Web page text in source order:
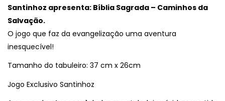
Santinhoz apresenta: Bíblia Sagrada – Caminhos da
Salvação.
O jogo que faz da evangelização uma aventura
inesquecível!
Tamanho do tabuleiro: 37 cm x 26cm
Jogo Exclusivo Santinhoz